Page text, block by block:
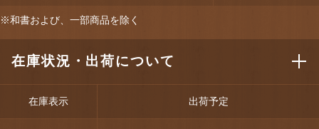
※和書および、一部商品を除く
在庫状況・出荷について
在庫表示 出荷予定